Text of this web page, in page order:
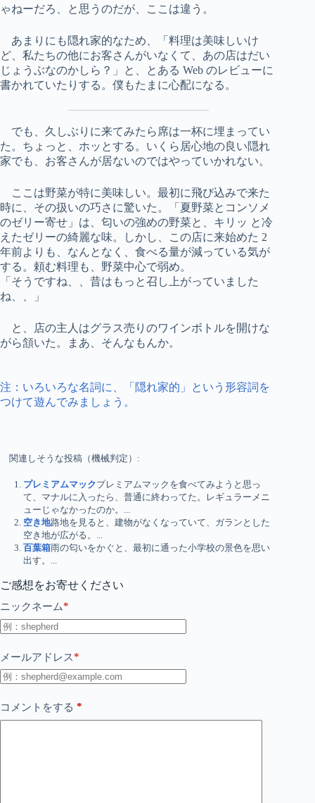
ゃねーだろ、と思うのだが、ここは違う。
あまりにも隠れ家的なため、「料理は美味しいけ
ど、私たちの他にお客さんがいなくて、あの店はだい
じょうぶなのかしら？」と、とある Web のレビューに
書かれていたりする。僕もたまに心配になる。
でも、久しぶりに来てみたら席は一杯に埋まってい
た。ちょっと、ホッとする。いくら居心地の良い隠れ
家でも、お客さんが居ないのではやっていかれない。
ここは野菜が特に美味しい。最初に飛び込みで来た
時に、その扱いの巧さに驚いた。「夏野菜とコンソメ
のゼリー寄せ」は、匂いの強めの野菜と、キリッ と冷
えたゼリーの綺麗な味。しかし、この店に来始めた 2
年前よりも、なんとなく、食べる量が減っている気が
する。頼む料理も、野菜中心で弱め。
「そうですね、、昔はもっと召し上がっていました
ね、、」
と、店の主人はグラス売りのワインボトルを開けな
がら頷いた。まあ、そんなもんか。
注：いろいろな名詞に、「隠れ家的」という形容詞を
つけて遊んでみましょう。
関連しそうな投稿（機械判定）:
プレミアムマックプレミアムマックを食べてみようと思っ
て、マナルに入ったら、普通に終わってた。レギュラーメニ
ューじゃなかったのか。...
空き地路地を見ると、建物がなくなっていて、ガランとした
空き地が広がる。...
百葉箱雨の匂いをかぐと、最初に通った小学校の景色を思い
出す。...
ご感想をお寄せください
ニックネーム*
メールアドレス*
コメントをする *